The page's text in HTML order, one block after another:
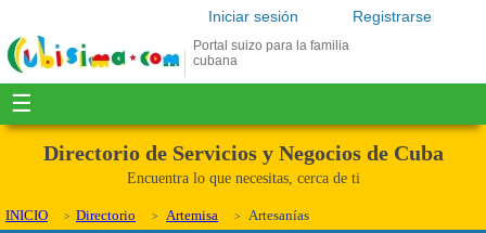
Registrarse
Iniciar sesión
Portal suizo para la familia
cubana
☰
Directorio de Servicios y Negocios de Cuba
Encuentra lo que necesitas, cerca de ti
INICIO Directorio Artemisa Artesanías